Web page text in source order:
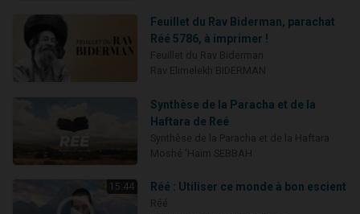
Feuillet du Rav Biderman, parachat
Réé 5786, à imprimer !
Synthèse de la Paracha et de la
Haftara de Reé
15:44 Réé : Utiliser ce monde à bon escient